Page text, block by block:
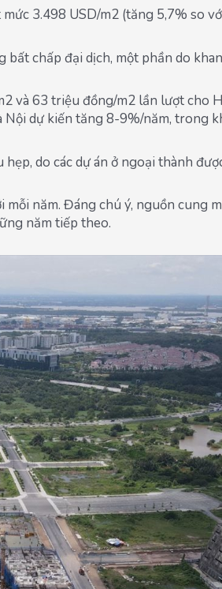
3.498 USD/m2 (tăng 5,7% so
chấp đại dịch, một phần do
và 63 triệu đồng/m2 lần lượt cho
dự kiến tăng 8-9%/năm, trong
do các dự án ở ngoại thành
năm. Đáng chú ý, nguồn cung
năm tiếp theo.